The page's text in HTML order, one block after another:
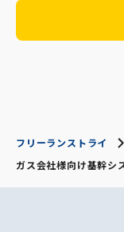
フリーランストライ
ガス会社様向け基幹シ